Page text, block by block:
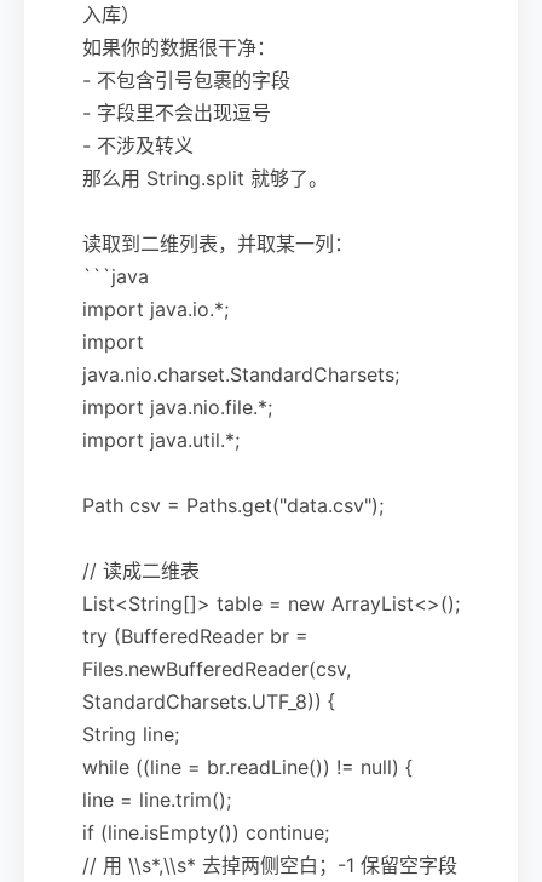
入库）
如果你的数据很干净：
- 不包含引号包裹的字段
- 字段里不会出现逗号
- 不涉及转义
那么用 String.split 就够了。
读取到二维列表，并取某一列：
```java
import java.io.*;
import
java.nio.charset.StandardCharsets;
import java.nio.file.*;
import java.util.*;
Path csv = Paths.get("data.csv");
// 读成二维表
List<String[]> table = new ArrayList<>();
try (BufferedReader br =
Files.newBufferedReader(csv,
StandardCharsets.UTF_8)) {
String line;
while ((line = br.readLine()) != null) {
line = line.trim();
if (line.isEmpty()) continue;
// 用 \\s*,\\s* 去掉两侧空白；-1 保留空字段